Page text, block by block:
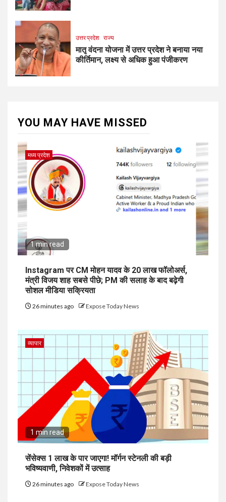
उत्तर प्रदेश राज्य
मातृ वंदना योजना में उत्तर प्रदेश ने बनाया नया
कीर्तिमान, लक्ष्य से अधिक हुआ पंजीकरण
YOU MAY HAVE MISSED
मध्य प्रदेश
1 min read
Instagram पर CM मोहन यादव के 20 लाख फॉलोअर्स,
मंत्री विजय शाह सबसे पीछे; PM की सलाह के बाद बढ़ेगी
सोशल मीडिया सक्रियता
26 minutes ago Expose Today News
व्यापार
1 min read
सेंसेक्स 1 लाख के पार जाएगा! मॉर्गन स्टेनली की बड़ी
भविष्यवाणी, निवेशकों में उत्साह
26 minutes ago Expose Today News